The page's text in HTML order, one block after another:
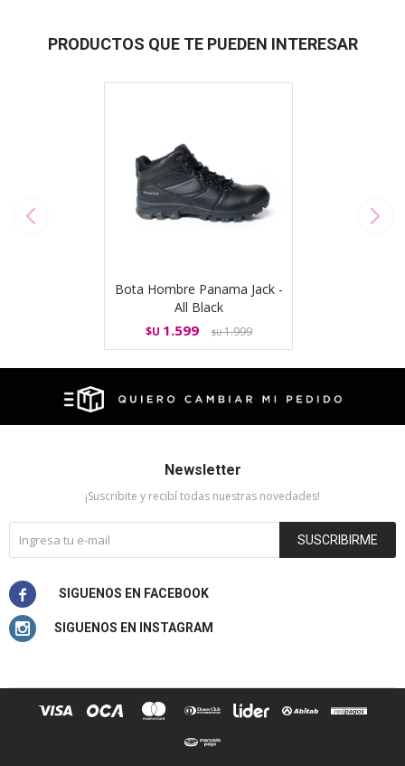
PRODUCTOS QUE TE PUEDEN INTERESAR
Bota Hombre Panama Jack -
All Black
$U 1.599 $U1.999
Newsletter
¡Suscribite y recibí todas nuestras novedades!
SUSCRIBIRME

